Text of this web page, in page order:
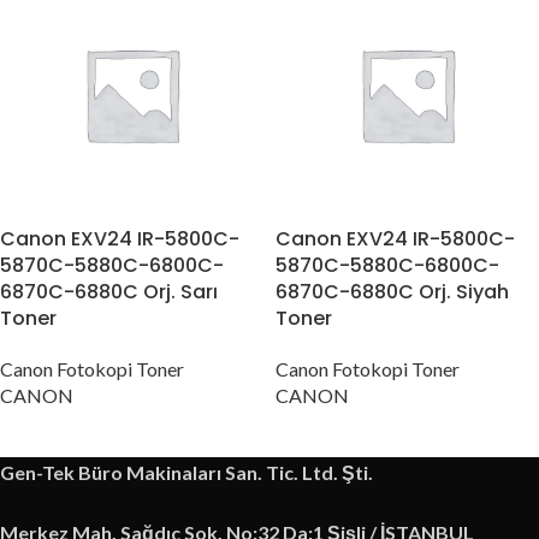
Canon EXV24 IR-5800C-
5870C-5880C-6800C-
6870C-6880C Orj. Sarı
Toner
Canon Fotokopi Toner
CANON
Canon EXV24 IR-5800C-
5870C-5880C-6800C-
6870C-6880C Orj. Siyah
Toner
Canon Fotokopi Toner
CANON
Gen-Tek Büro Makinaları San. Tic. Ltd. Şti.
Merkez Mah. Sağdıç Sok. No:32 Da:1 Şişli / İSTANBUL